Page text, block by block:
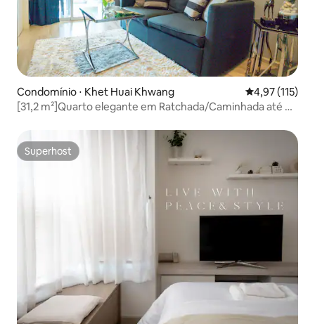
Condomínio ⋅ Khet Huai Khwang 4,97 de uma
4,97 (115)
[31,2 m²]Quarto elegante em Ratchada/Caminhada até o
Superhost
Superhost